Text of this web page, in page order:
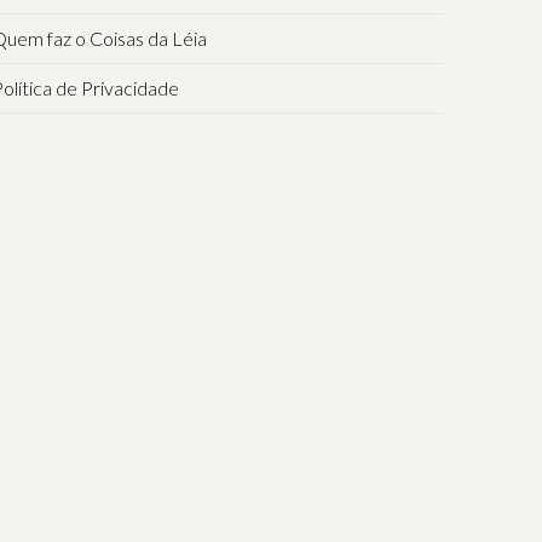
faz o Coisas da Léia
de Privacidade